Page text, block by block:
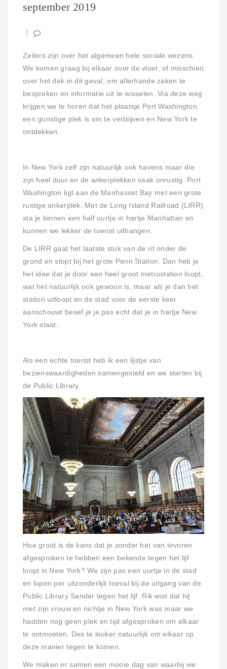
september 2019
Zeilers zijn over het algemeen hele sociale wezens.
We komen graag bij elkaar over de vloer, of misschien
over het dek in dit geval, om allerhande zaken te
bespreken en informatie uit te wisselen. Via deze weg
krijgen we te horen dat het plaatsje Port Washington
een gunstige plek is om te verblijven en New York te
ontdekken.
In New York zelf zijn natuurlijk ook havens maar die
zijn heel duur en de ankerplekken vaak onrustig. Port
Washington ligt aan de Manhasset Bay met een grote
rustige ankerplek. Met de Long Island Railroad (LIRR)
sta je binnen een half uurtje in hartje Manhattan en
kunnen we lekker de toerist uithangen.
De LIRR gaat het laatste stuk van de rit onder de
grond en stopt bij het grote Penn Station. Dan heb je
het idee dat je door een heel groot metrostation loopt,
wat het natuurlijk ook gewoon is, maar als je dan het
station uitloopt en de stad voor de eerste keer
aanschouwt besef je je pas echt dat je in hartje New
York staat.
Als een echte toerist heb ik een lijstje van
bezienswaardigheden samengesteld en we starten bij
de Public Library.
Hoe groot is de kans dat je zonder het van tevoren
afgesproken te hebben een bekende tegen het lijf
loopt in New York? We zijn pas een uurtje in de stad
en lopen per uitzonderlijk toeval bij de uitgang van de
Public Library Sander tegen het lijf. Rik wist dat hij
met zijn vrouw en nichtje in New York was maar we
hadden nog geen plek en tijd afgesproken om elkaar
te ontmoeten. Des te leuker natuurlijk om elkaar op
deze manier tegen te komen.
We maken er samen een mooie dag van waarbij we